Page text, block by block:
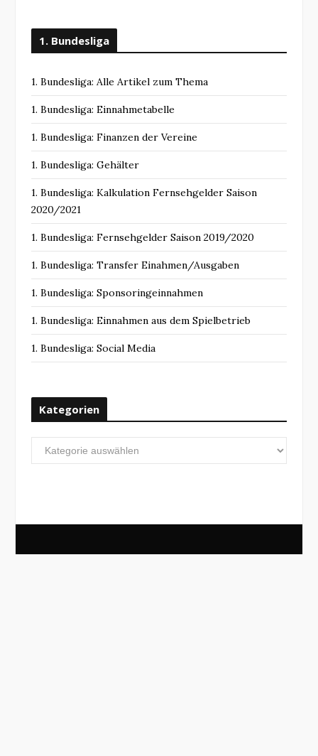
1. Bundesliga
1. Bundesliga: Alle Artikel zum Thema
1. Bundesliga: Einnahmetabelle
1. Bundesliga: Finanzen der Vereine
1. Bundesliga: Gehälter
1. Bundesliga: Kalkulation Fernsehgelder Saison
2020/2021
1. Bundesliga: Fernsehgelder Saison 2019/2020
1. Bundesliga: Transfer Einahmen/Ausgaben
1. Bundesliga: Sponsoringeinnahmen
1. Bundesliga: Einnahmen aus dem Spielbetrieb
1. Bundesliga: Social Media
Kategorien
Kategorien